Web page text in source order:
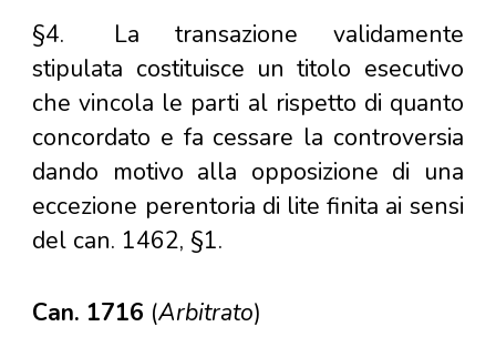
§4.
La transazione validamente
stipulata costituisce un titolo esecutivo
che vincola le parti al rispetto di quanto
concordato e fa cessare la controversia
dando motivo alla opposizione di una
eccezione perentoria di lite finita ai sensi
del can. 1462, §1.
Can. 1716 (Arbitrato)